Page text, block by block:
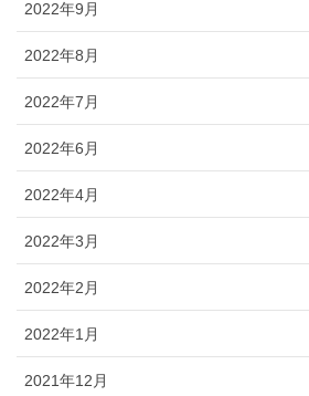
2022年9月
2022年8月
2022年7月
2022年6月
2022年4月
2022年3月
2022年2月
2022年1月
2021年12月